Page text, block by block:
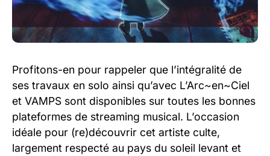
Profitons-en pour rappeler que l’intégralité de
ses travaux en solo ainsi qu’avec L’Arc~en~Ciel
et VAMPS sont disponibles sur toutes les bonnes
plateformes de streaming musical. L’occasion
idéale pour (re)découvrir cet artiste culte,
largement respecté au pays du soleil levant et